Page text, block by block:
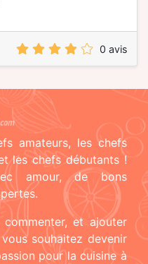
0 avis
amateurs, les chefs
les chefs débutants !
amour, de bons
et ajouter
souhaitez devenir
pour la cuisine à